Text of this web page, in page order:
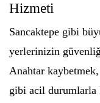
Hizmeti
Sancaktepe gibi
yerlerinizin
Anahtar
gibi acil durumlarla